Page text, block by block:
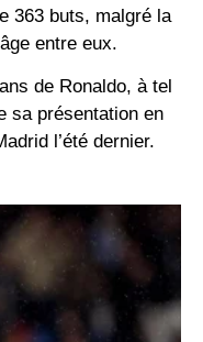
363 buts, malgré la
entre eux.
de Ronaldo, à tel
sa présentation en
l’été dernier.